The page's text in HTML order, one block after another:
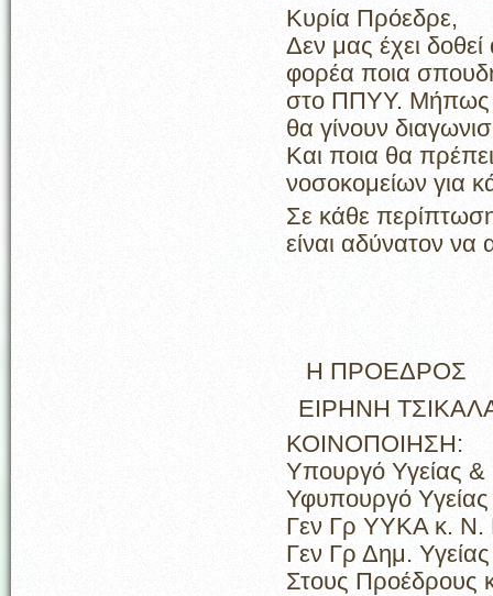
Κυρία Πρόεδρε,
Δεν μας έχει
φορέα ποια
στο ΠΠΥΥ. Μήπως
θα γίνουν
Και ποια θα
νοσοκομείων για
Σε κάθε
είναι αδύνατον
Η ΠΡΟΕΔΡΟΣ
ΕΙΡΗΝΗ
ΚΟΙΝΟΠΟΙΗΣΗ:
Υπουργό Υγείας &
Υφυπουργό Υγείας
Γεν Γρ ΥΥΚΑ κ. Ν.
Γεν Γρ Δημ.
Στους Προέδρους